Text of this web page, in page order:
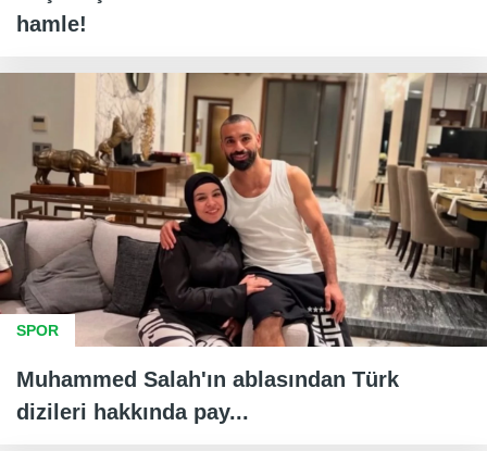
hamle!
SPOR
Muhammed Salah'ın ablasından Türk
dizileri hakkında pay...